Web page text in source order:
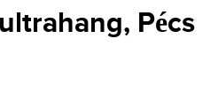
Pécs